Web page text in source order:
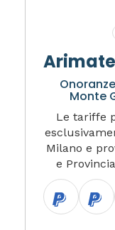
Monte
Le tariffe
Milano e
e